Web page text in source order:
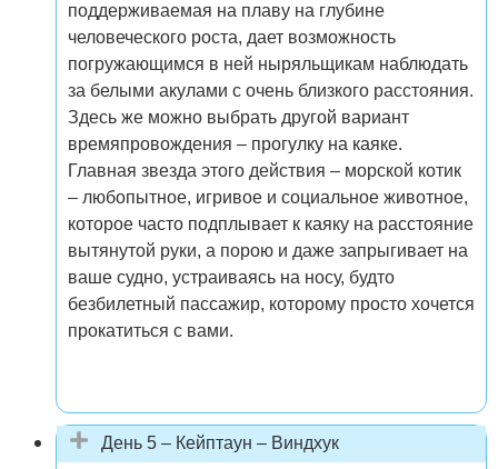
поддерживаемая на плаву на глубине
человеческого роста, дает возможность
погружающимся в ней ныряльщикам наблюдать
за белыми акулами с очень близкого расстояния.
Здесь же можно выбрать другой вариант
времяпровождения – прогулку на каяке.
Главная звезда этого действия – морской котик
– любопытное, игривое и социальное животное,
которое часто подплывает к каяку на расстояние
вытянутой руки, а порою и даже запрыгивает на
ваше судно, устраиваясь на носу, будто
безбилетный пассажир, которому просто хочется
прокатиться с вами.
День 5 – Кейптаун – Виндхук